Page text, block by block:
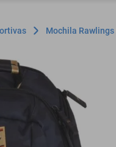
Mochila Rawlings